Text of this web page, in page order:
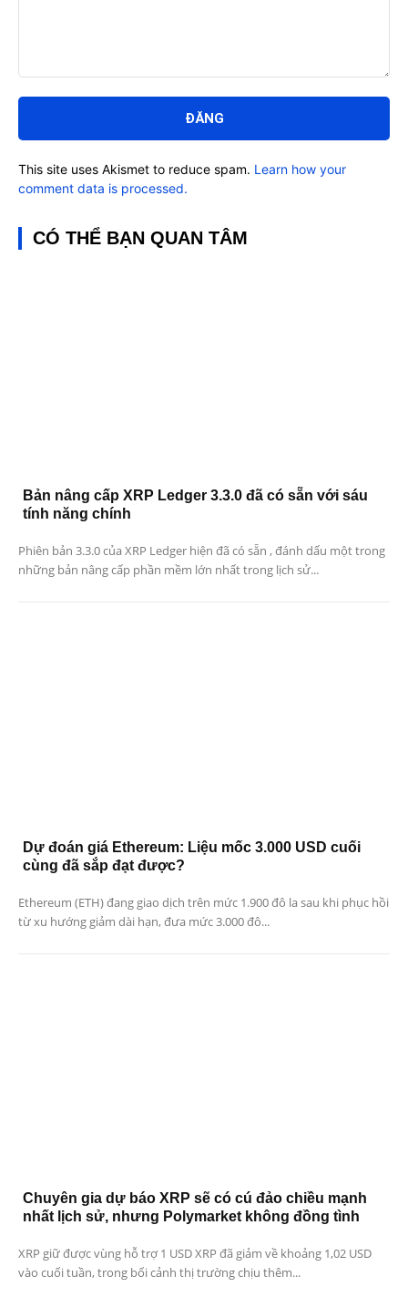
luận:
This site uses Akismet to reduce spam. Learn how your
comment data is processed.
CÓ THỂ BẠN QUAN TÂM
Bản nâng cấp XRP Ledger 3.3.0 đã có sẵn với sáu
tính năng chính
Phiên bản 3.3.0 của XRP Ledger hiện đã có sẵn , đánh dấu một trong
những bản nâng cấp phần mềm lớn nhất trong lịch sử...
Dự đoán giá Ethereum: Liệu mốc 3.000 USD cuối
cùng đã sắp đạt được?
Ethereum (ETH) đang giao dịch trên mức 1.900 đô la sau khi phục hồi
từ xu hướng giảm dài hạn, đưa mức 3.000 đô...
Chuyên gia dự báo XRP sẽ có cú đảo chiều mạnh
nhất lịch sử, nhưng Polymarket không đồng tình
XRP giữ được vùng hỗ trợ 1 USD XRP đã giảm về khoảng 1,02 USD
vào cuối tuần, trong bối cảnh thị trường chịu thêm...